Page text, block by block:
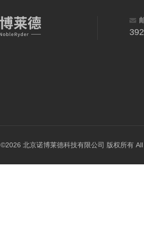
©2026 北京诺博莱德科技有限公司 版权所有